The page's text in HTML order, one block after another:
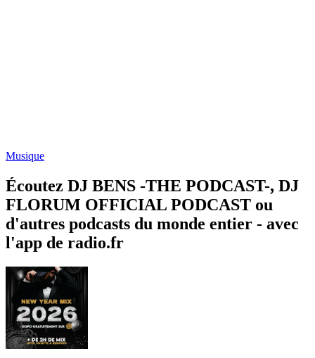
Musique
Écoutez DJ BENS -THE PODCAST-, DJ
FLORUM OFFICIAL PODCAST ou
d'autres podcasts du monde entier - avec
l'app de radio.fr